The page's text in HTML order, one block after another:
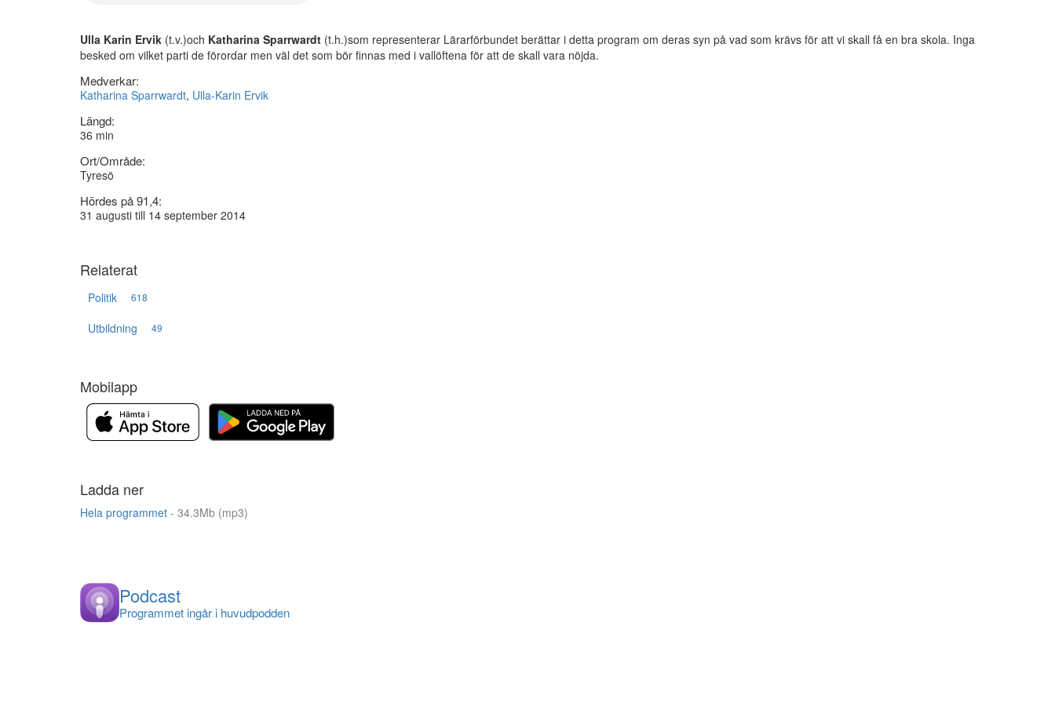
Ulla Karin Ervik (t.v.)och Katharina Sparrwardt (t.h.)som representerar Lärarförbundet berättar i detta program om deras syn på vad som krävs för att vi skall få en bra skola. Inga
besked om vilket parti de förordar men väl det som bör finnas med i vallöftena för att de skall vara nöjda.
Medverkar:
Katharina Sparrwardt, Ulla-Karin Ervik
Längd:
36 min
Ort/Område:
Tyresö
Hördes på 91,4:
31 augusti till 14 september 2014
Relaterat
Politik 618
Utbildning 49
Mobilapp
Ladda ner
Hela programmet - 34.3Mb (mp3)
Podcast
Programmet ingår i huvudpodden